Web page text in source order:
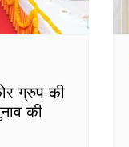
ग्रुप की
की